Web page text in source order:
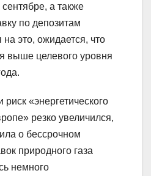
а также
по депозитам
это, ожидается, что
выше целевого уровня
«энергетического
резко увеличился,
о бессрочном
природного газа
немного